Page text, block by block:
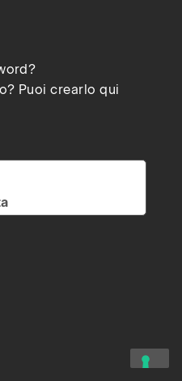
Puoi crearlo qui
alla privacy